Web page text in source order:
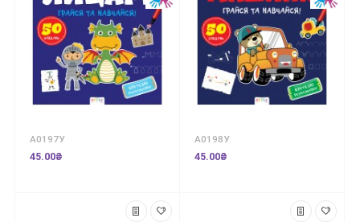
А0197У
45.00₴
А0198У
45.00₴